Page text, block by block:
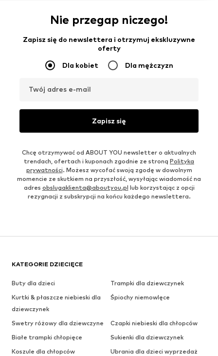
Nie przegap niczego!
Zapisz się do newslettera i otrzymuj ekskluzywne
oferty
Dla kobiet Dla mężczyzn
Twój adres e-mail
Zapisz się
Chcę otrzymywać od ABOUT YOU newsletter o aktualnych
trendach, ofertach i kuponach zgodnie ze stroną Polityka
prywatności. Możesz wycofać swoją zgodę w dowolnym
momencie ze skutkiem na przyszłość, wysyłając wiadomość na
adres obslugaklienta@aboutyou.pl lub korzystając z opcji
rezygnacji z subskrypcji na końcu każdego newslettera.
KATEGORIE DZIECIĘCE
Buty dla dzieci
Trampki dla dziewczynek
Kurtki & płaszcze niebieski dla
dziewczynek
Śpiochy niemowlęce
Swetry różowy dla dziewczyne
Czapki niebieski dla chłopców
Białe trampki chłopięce
Sukienki dla dziewczynek
Koszule dla chłopców
Ubrania dla dzieci wyprzedaż